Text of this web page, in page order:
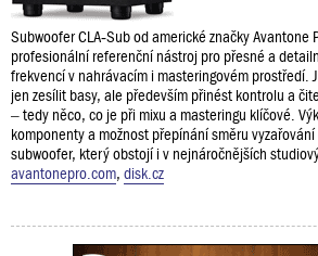
Subwoofer CLA‑Sub od americké značky Avantone
profesionální referenční nástroj pro přesné a
frekvencí v nahrávacím i masteringovém prostředí.
jen zesílit basy, ale především přinést kontrolu a
– tedy něco, co je při mixu a masteringu klíčové.
komponenty a možnost přepínání směru vyzařování
subwoofer, který obstojí i v nejnáročnějších
avantonepro.com, disk.cz